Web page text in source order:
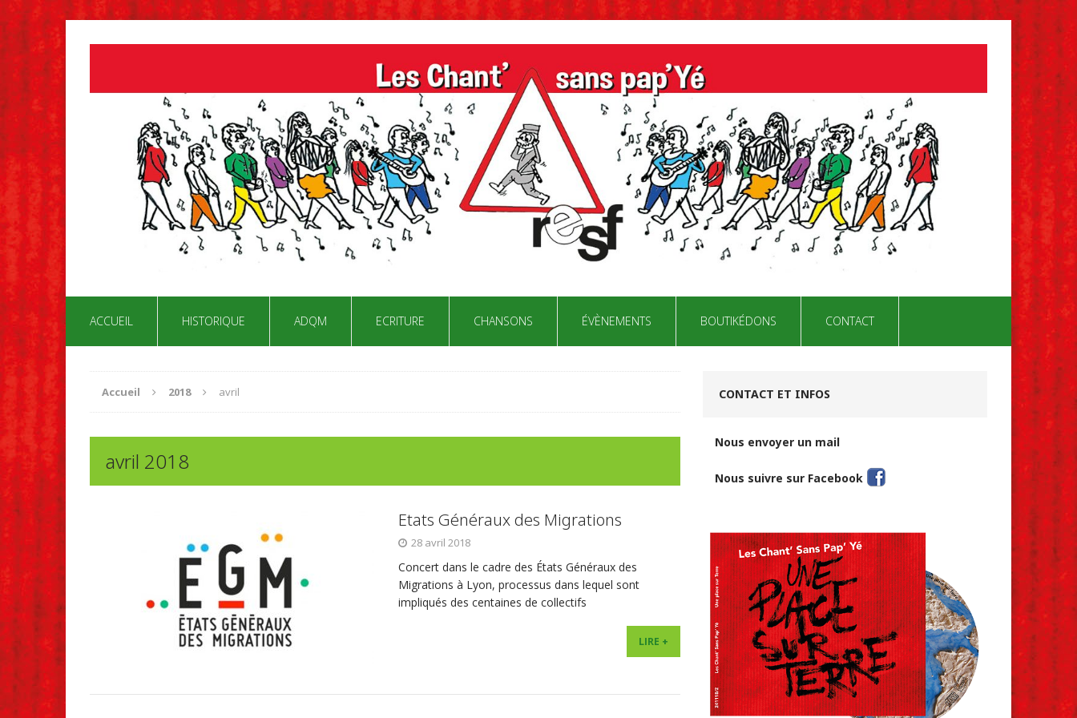
ACCUEIL HISTORIQUE ADQM ECRITURE CHANSONS ÉVÈNEMENTS BOUTIKÉDONS CONTACT
Accueil 2018 avril
avril 2018
Etats Généraux des Migrations
28 avril 2018
Concert dans le cadre des États Généraux des
Migrations à Lyon, processus dans lequel sont
impliqués des centaines de collectifs
LIRE +
CONTACT ET INFOS
Nous envoyer un mail
Nous suivre sur Facebook